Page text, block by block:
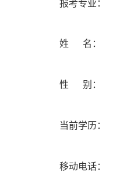
报考专业：
姓 名：
性 别：
当前学历：
移动电话：